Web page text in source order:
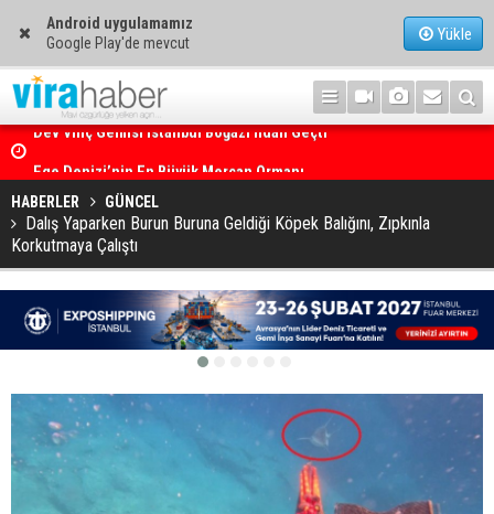
Android uygulamamız
Google Play'de mevcut
Yükle
HABERLER GÜNCEL
Dalış Yaparken Burun Buruna Geldiği Köpek Balığını, Zıpkınla
Korkutmaya Çalıştı